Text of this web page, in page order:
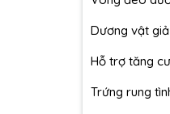
Dương vật
Hỗ trợ tăng
Trứng rung